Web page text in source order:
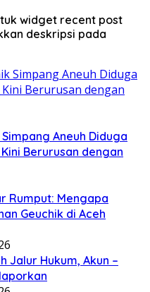
widget recent post
deskripsi pada
Aneuh Diduga
Kini Berurusan dengan
Rumput: Mengapa
Geuchik di Aceh
Jalur Hukum, Akun –